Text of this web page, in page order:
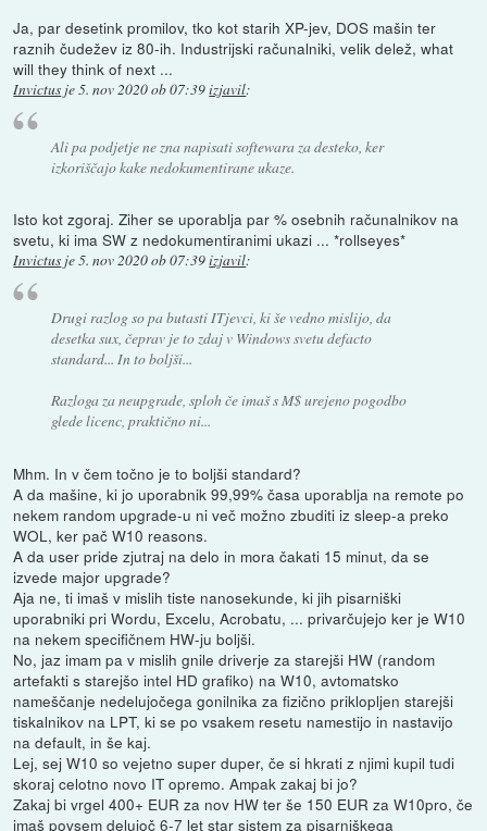
Ja, par desetink promilov, tko kot starih XP-jev, DOS mašin ter
raznih čudežev iz 80-ih. Industrijski računalniki, velik delež, what
will they think of next ...
Invictus je5. nov 2020 ob 07:39izjavil:
Ali pa podjetje ne zna napisati softewara za desteko, ker
izkoriščajo kake nedokumentirane ukaze.
Isto kot zgoraj. Ziher se uporablja par % osebnih računalnikov na
svetu, ki ima SW z nedokumentiranimi ukazi ... *rollseyes*
Invictus je5. nov 2020 ob 07:39izjavil:
Drugi razlog so pa butasti ITjevci, ki še vedno mislijo, da
desetka sux, čeprav je to zdaj v Windows svetu defacto
standard... In to boljši...
Razloga za neupgrade, sploh če imaš s M$ urejeno pogodbo
glede licenc, praktično ni...
Mhm. In v čem točno je to boljši standard?
A da mašine, ki jo uporabnik 99,99% časa uporablja na remote po
nekem random upgrade-u ni več možno zbuditi iz sleep-a preko
WOL, ker pač W10 reasons.
A da user pride zjutraj na delo in mora čakati 15 minut, da se
izvede major upgrade?
Aja ne, ti imaš v mislih tiste nanosekunde, ki jih pisarniški
uporabniki pri Wordu, Excelu, Acrobatu, ... privarčujejo ker je W10
na nekem specifičnem HW-ju boljši.
No, jaz imam pa v mislih gnile driverje za starejši HW (random
artefakti s starejšo intel HD grafiko) na W10, avtomatsko
nameščanje nedelujočega gonilnika za fizično priklopljen starejši
tiskalnikov na LPT, ki se po vsakem resetu namestijo in nastavijo
na default, in še kaj.
Lej, sej W10 so vejetno super duper, če si hkrati z njimi kupil tudi
skoraj celotno novo IT opremo. Ampak zakaj bi jo?
Zakaj bi vrgel 400+ EUR za nov HW ter še 150 EUR za W10pro, če
imaš povsem delujoč 6-7 let star sistem za pisarniškega